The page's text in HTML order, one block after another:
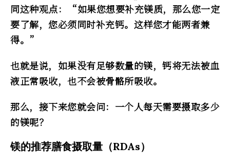
同这种观点：“如果您想要补充镁质，那么您一定
要了解，您必须同时补充钙。这样您才能两者兼
得。”
也就是说，如果没有足够数量的镁，钙将无法被血
液正常吸收，也不会被骨骼所吸收。
那么，接下来您就会问：一个人每天需要摄取多少
的镁呢？
镁的推荐膳食摄取量（RDAs）